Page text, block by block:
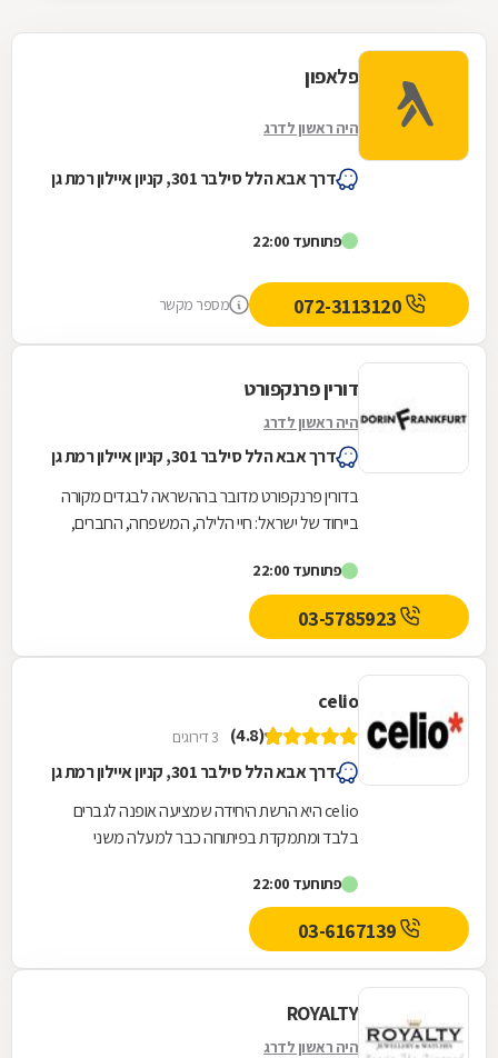
פלאפון
היה ראשון לדרג
דרך אבא הלל סילבר 301, קניון איילון רמת גן
פתוחעד 22:00
מספר מקשר
דורין פרנקפורט
היה ראשון לדרג
דרך אבא הלל סילבר 301, קניון איילון רמת גן
בדורין פרנקפורט מדובר בההשראה לבגדים מקורה
בייחוד של ישראל: חיי הלילה, המשפחה, החברים,
במעצבת היחידה...
פתוחעד 22:00
03-5785923
celio
(4.8) 3 דירוגים
דרך אבא הלל סילבר 301, קניון איילון רמת גן
celio היא הרשת היחידה שמציעה אופנה לגברים
בלבד ומתמקדת בפיתוחה כבר למעלה משני
תרבות הצריכה הגברית,...
פתוחעד 22:00
03-6167139
ROYALTY
היה ראשון לדרג